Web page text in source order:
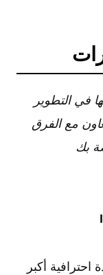
في التطوير
مع الفرق
بك
أكبر